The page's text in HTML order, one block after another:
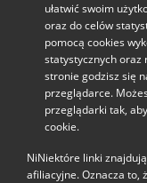
ułatwić swoim
oraz do celów
pomocą cookies
statystycznych oraz
stronie godzisz się
przeglądarce.
przeglądarki tak,
cookie.
NiNiektóre linki
afiliacyjne. Oznacza to,